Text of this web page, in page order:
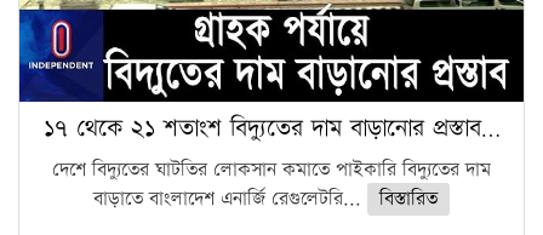
১৭ থেকে ২১ শতাংশ বিদ্যুতের দাম বাড়ানোর প্রস্তাব…
দেশে বিদ্যুতের ঘাটতির লোকসান কমাতে পাইকারি বিদ্যুতের দাম
বাড়াতে বাংলাদেশ এনার্জি রেগুলেটরি...
বিস্তারিত